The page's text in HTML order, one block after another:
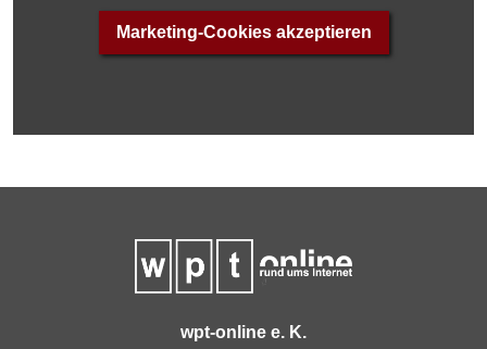
Marketing-Cookies akzeptieren
wpt-online e. K.